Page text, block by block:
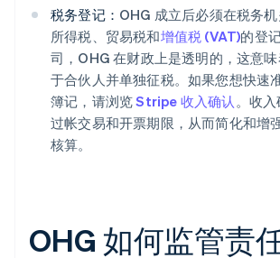
税务登记： OHG 成立后必须在税务
所得税、贸易税和增值税 (VAT)的登
司，OHG 在财政上是透明的，这意
于合伙人并单独征税。如果您想快速
簿记，请浏览Stripe 收入确认 。收
过帐交易和开票期限，从而简化和增
核算。
OHG 如何监管责